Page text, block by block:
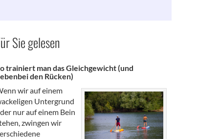
Sie gelesen
trainiert man das Gleichgewicht (und
den Rücken)
wir auf einem
Untergrund
nur auf einem Bein
zwingen wir